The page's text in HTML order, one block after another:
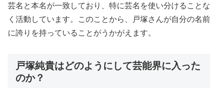
芸名と本名が一致しており、特に芸名を使い分けることな
く活動しています。このことから、戸塚さんが自分の名前
に誇りを持っていることがうかがえます。
戸塚純貴はどのようにして芸能界に入った
のか？